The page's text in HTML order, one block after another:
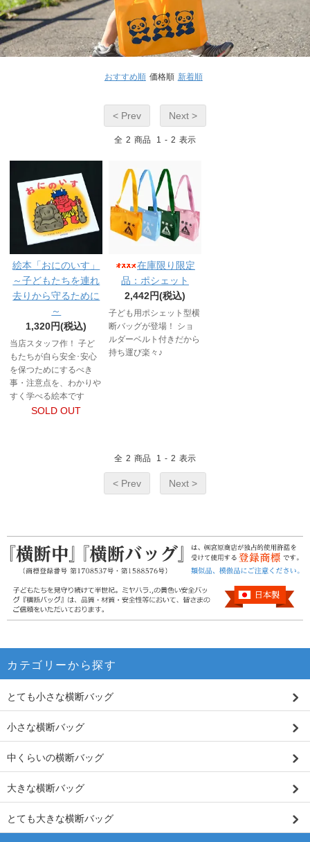
おすすめ順 価格順 新着順
< Prev Next >
全 2 商品 1 - 2 表示
絵本「おにのいす」
～子どもたちを連れ
去りから守るために
～
1,320円(税込)
当店スタッフ作！ 子ど
もたちが自ら安全･安心
を保つためにするべき
事・注意点を、わかりや
すく学べる絵本です
SOLD OUT
在庫限り限定
品：ポシェット
2,442円(税込)
子ども用ポシェット型横
断バッグが登場！ ショ
ルダーベルト付きだから
持ち運び楽々♪
全 2 商品 1 - 2 表示
< Prev Next >
カテゴリーから探す
とても小さな横断バッグ
小さな横断バッグ
中くらいの横断バッグ
大きな横断バッグ
とても大きな横断バッグ